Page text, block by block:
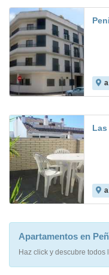
Las
Apartamentos en
Haz click y descubre